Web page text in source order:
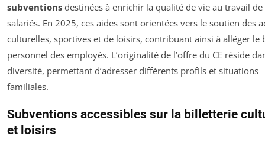
subventions destinées à enrichir la qualité de vie au travail de
salariés. En 2025, ces aides sont orientées vers le soutien des
culturelles, sportives et de loisirs, contribuant ainsi à alléger le
personnel des employés. L’originalité de l’offre du CE réside
diversité, permettant d’adresser différents profils et situations
familiales.
Subventions accessibles sur la billetterie
et loisirs